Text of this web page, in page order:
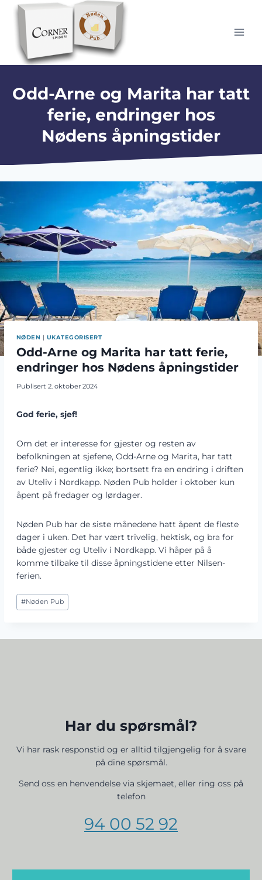
Skip
content
Odd-Arne og Marita har tatt
ferie, endringer hos
Nødens åpningstider
NØDEN | UKATEGORISERT
Odd-Arne og Marita har tatt ferie,
endringer hos Nødens åpningstider
Publisert 2. oktober 2024
God ferie, sjef!
Om det er interesse for gjester og resten av
befolkningen at sjefene, Odd-Arne og Marita, har tatt
ferie? Nei, egentlig ikke; bortsett fra en endring i driften
av Uteliv i Nordkapp. Nøden Pub holder i oktober kun
åpent på fredager og lørdager.
Nøden Pub har de siste månedene hatt åpent de fleste
dager i uken. Det har vært trivelig, hektisk, og bra for
både gjester og Uteliv i Nordkapp. Vi håper på å
komme tilbake til disse åpningstidene etter Nilsen-
ferien.
Post
Tags:
#Nøden Pub
Har du spørsmål?
​Vi har rask responstid og er alltid ​tilgjengelig for å svare
på dine spørsmål.
Send oss en henvendelse via skjemaet, eller ring oss på
telefon
94 00 52 92